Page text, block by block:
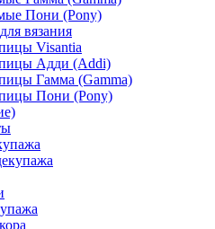
Пони (Pony)
вязания
Visantia
Адди (Addi)
Гамма (Gamma)
Пони (Pony)